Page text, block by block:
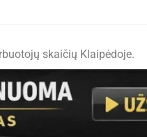
skaičių Klaipėdoje.